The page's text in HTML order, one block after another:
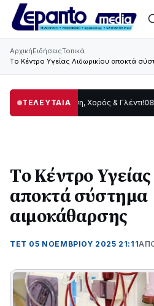
ΑρχικήΕιδήσειςΤοπικά
Tο Κέντρο Υγείας Λιδωρικίου αποκτά
ΤΕΛΕΥΤΑΙΑ
Παράδοση, Χορός & Γλέντι!08:41 ΤΟ
Tο Κέντρο Υγείας
αποκτά σύστημα
αιμοκάθαρσης
ΤΕΤ 05 ΝΟΕΜΒΡΊΟΥ 2025 21:11